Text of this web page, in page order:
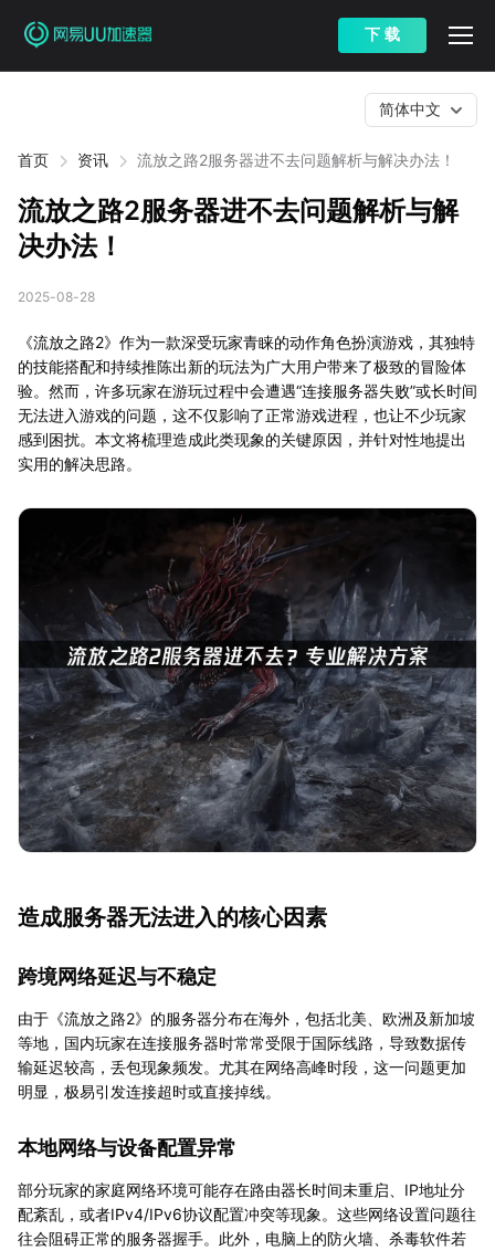
下 载
首页 资讯 流放之路2服务器进不去问题解析与解决办法！
简体中文
流放之路2服务器进不去问题解析与解
决办法！
2025-08-28
《流放之路2》作为一款深受玩家青睐的动作角色扮演游戏，其独特
的技能搭配和持续推陈出新的玩法为广大用户带来了极致的冒险体
验。然而，许多玩家在游玩过程中会遭遇“连接服务器失败”或长时间
无法进入游戏的问题，这不仅影响了正常游戏进程，也让不少玩家
感到困扰。本文将梳理造成此类现象的关键原因，并针对性地提出
实用的解决思路。
造成服务器无法进入的核心因素
跨境网络延迟与不稳定
由于《流放之路2》的服务器分布在海外，包括北美、欧洲及新加坡
等地，国内玩家在连接服务器时常常受限于国际线路，导致数据传
输延迟较高，丢包现象频发。尤其在网络高峰时段，这一问题更加
明显，极易引发连接超时或直接掉线。
本地网络与设备配置异常
部分玩家的家庭网络环境可能存在路由器长时间未重启、IP地址分
配紊乱，或者IPv4/IPv6协议配置冲突等现象。这些网络设置问题往
往会阻碍正常的服务器握手。此外，电脑上的防火墙、杀毒软件若